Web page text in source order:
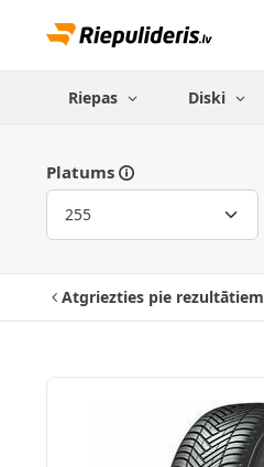
Riepas Diski
Platums
Atgriezties pie rezultātiem